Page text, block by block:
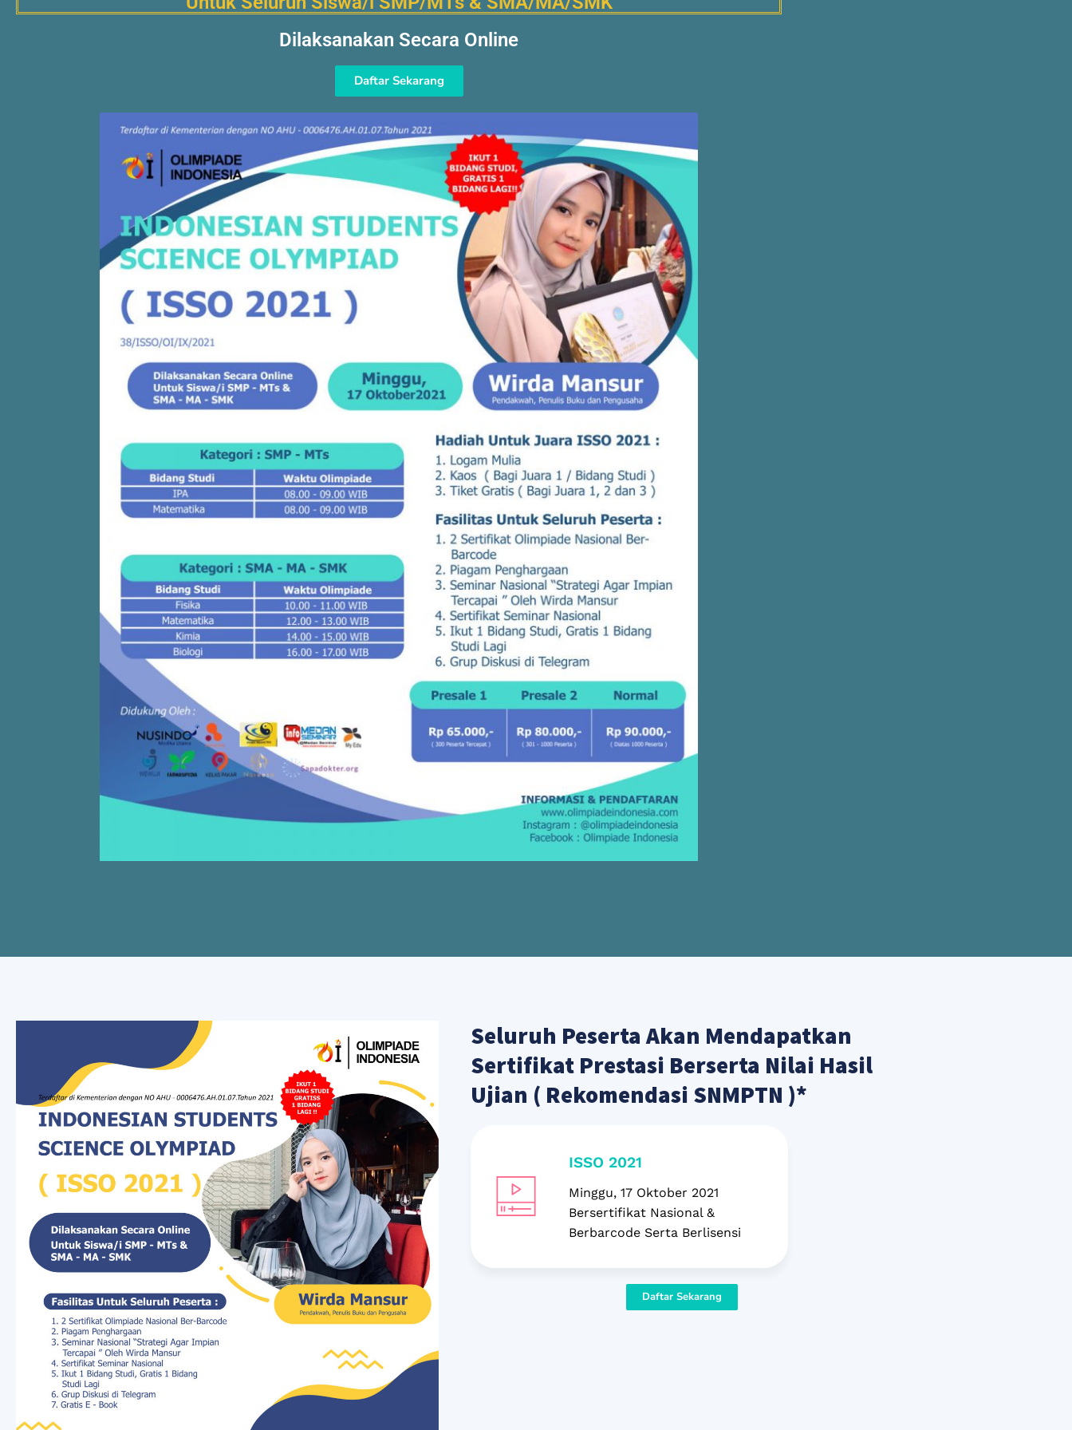
Dilaksanakan Secara Online
Daftar Sekarang
Seluruh Peserta Akan Mendapatkan
Sertifikat Prestasi Berserta Nilai Hasil
Ujian ( Rekomendasi SNMPTN )*
ISSO 2021
Minggu, 17 Oktober 2021
Bersertifikat Nasional &
Berbarcode Serta Berlisensi
Daftar Sekarang